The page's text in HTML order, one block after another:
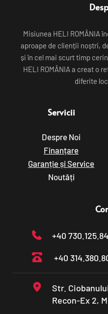
Misiunea HELI ROMÂNIA
aproape de clienții noștri,
și în cel mai scurt timp
HELI ROMÂNIA a creat o
diferite
Servicii
Despre Noi
Finanțare
Garanție și Service
Noutăți
+40
+40
Str.
Recon-Ex 2,